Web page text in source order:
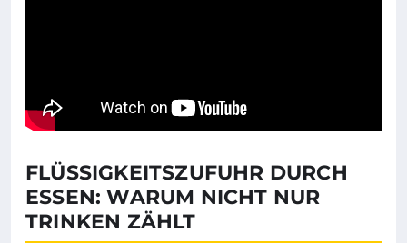
FLÜSSIGKEITSZUFUHR DURCH
ESSEN: WARUM NICHT NUR
TRINKEN ZÄHLT